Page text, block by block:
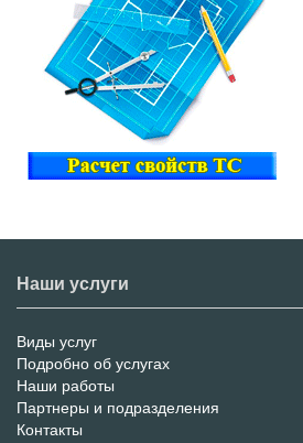
Наши услуги
Меню
услуг
Виды услуг
Подробно об услугах
Наши работы
Партнеры и подразделения
Контакты